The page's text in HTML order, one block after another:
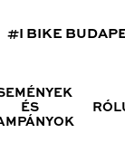
#I BIKE
ÉS